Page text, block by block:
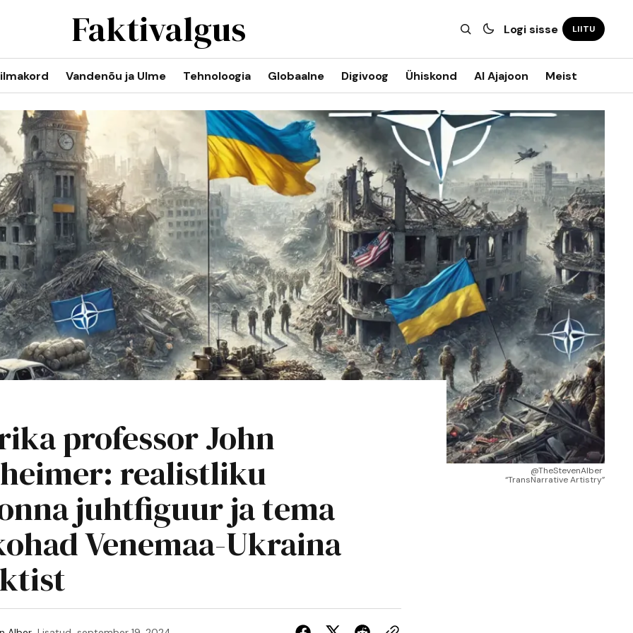
Faktivalgus Logi sisse LIITU
Vandenõu ja Ulme Tehnoloogia Globaalne Digivoog Ühiskond AI Ajajoon Meist
@TheStevenAlber
“TransNarrative Artistry”
professor John
realistliku
juhtfiguur ja tema
Venemaa-Ukraina